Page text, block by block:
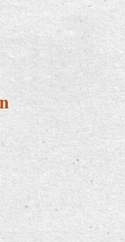
Erfolg